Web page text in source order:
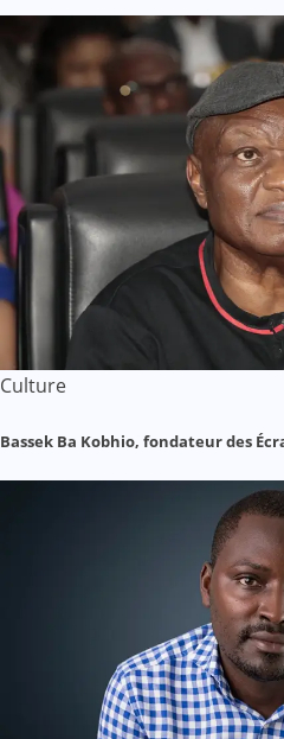
Culture
Bassek Ba Kobhio, fondateur des